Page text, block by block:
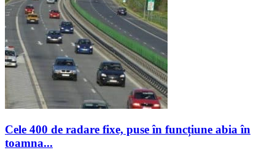
Cele 400 de radare fixe, puse în funcțiune abia în
toamna...